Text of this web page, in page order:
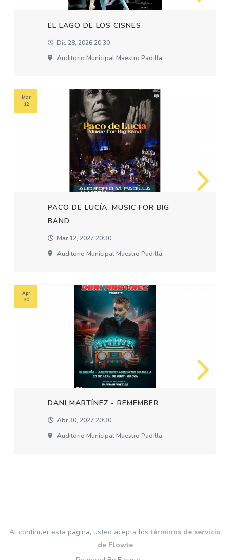
EL LAGO DE LOS CISNES
Dic 28, 2026 20:30
Auditorio Municipal Maestro Padilla.
PACO DE LUCÍA, MUSIC FOR BIG
BAND
Mar 12, 2027 20:30
Auditorio Municipal Maestro Padilla.
Mar
12
DANI MARTÍNEZ - REMEMBER
Abr 30, 2027 20:30
Auditorio Municipal Maestro Padilla.
Apr
30
Al continuer esta página, usted acepta lostérminos de servicio
de Flowte